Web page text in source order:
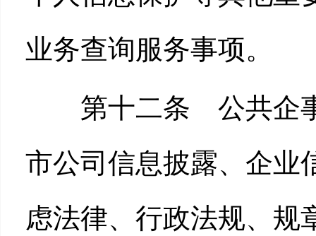
业务查询服务事项。
第十二条 公共企事
市公司信息披露、企业
虑法律、行政法规、规